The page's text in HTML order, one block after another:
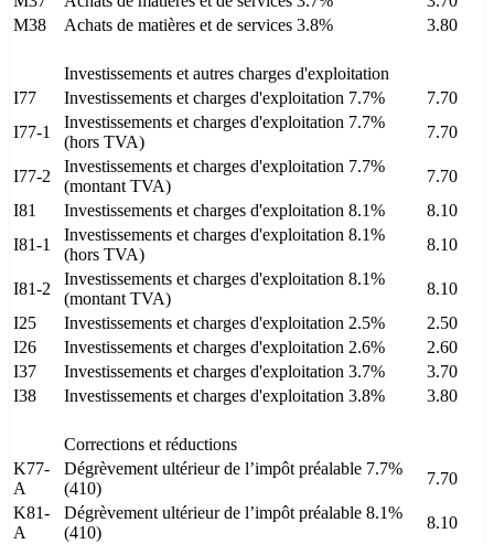
M38
Achats de matières et de services 3.8% 3.80
Investissements et autres charges d'exploitation
I77
Investissements et charges d'exploitation 7.7%
7.70
I77-1
Investissements et charges d'exploitation 7.7%
(hors TVA)
7.70
I77-2
Investissements et charges d'exploitation 7.7%
(montant TVA)
7.70
I81
Investissements et charges d'exploitation 8.1%
8.10
I81-1
Investissements et charges d'exploitation 8.1%
(hors TVA)
8.10
I81-2
Investissements et charges d'exploitation 8.1%
(montant TVA)
8.10
I25
Investissements et charges d'exploitation 2.5%
2.50
I26
Investissements et charges d'exploitation 2.6%
2.60
I37
Investissements et charges d'exploitation 3.7%
3.70
I38
Investissements et charges d'exploitation 3.8% 3.80
Corrections et réductions
K77-
A
Dégrèvement ultérieur de l’impôt préalable 7.7%
(410)
7.70
K81-
A
Dégrèvement ultérieur de l’impôt préalable 8.1%
(410)
8.10